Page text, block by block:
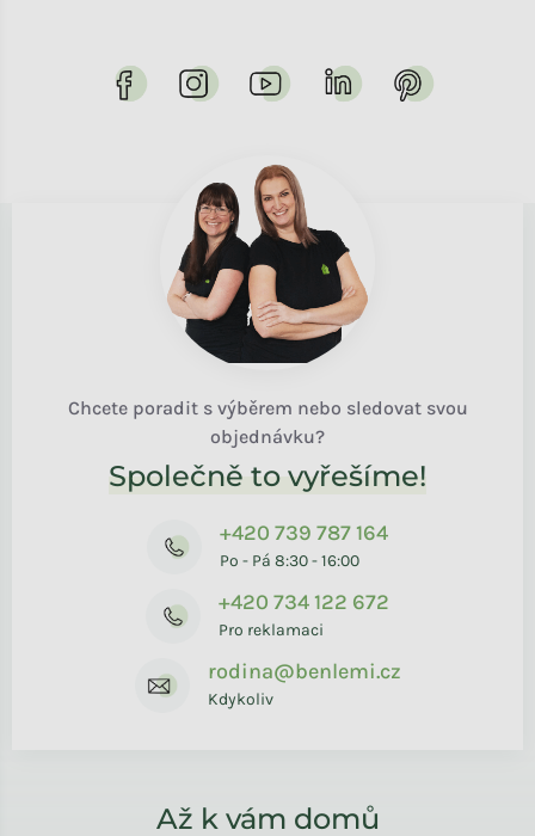
Chcete poradit s výběrem nebo sledovat svou
objednávku?
Společně to vyřešíme!
+420 739 787 164
Po - Pá 8:30 - 16:00
+420 734 122 672
Pro reklamaci
rodina@benlemi.cz
Kdykoliv
Až k vám domů